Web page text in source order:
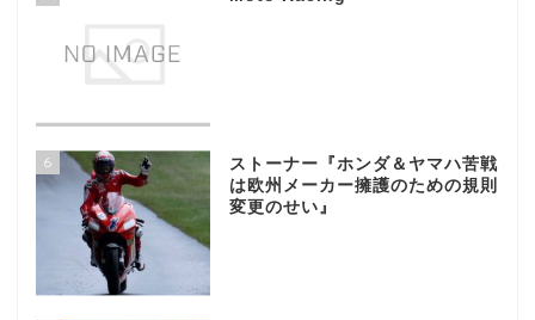
6
ストーナー『ホンダ＆ヤマハ苦戦
は欧州メーカー擁護のための規則
変更のせい』